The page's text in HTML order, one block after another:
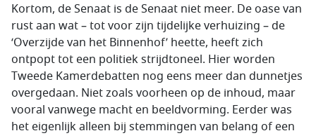
Kortom, de Senaat is de Senaat niet meer. De oase van
rust aan wat – tot voor zijn tijdelijke verhuizing – de
‘Overzijde van het Binnenhof’ heette, heeft zich
ontpopt tot een politiek strijdtoneel. Hier worden
Tweede Kamerdebatten nog eens meer dan dunnetjes
overgedaan. Niet zoals voorheen op de inhoud, maar
vooral vanwege macht en beeldvorming. Eerder was
het eigenlijk alleen bij stemmingen van belang of een